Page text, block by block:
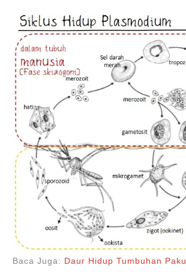
Baca Juga: Daur Hidup Tumbuhan Paku